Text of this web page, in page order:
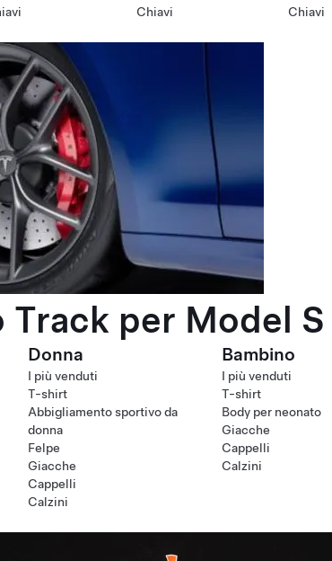
Chiavi
Chiavi
Track per Model S
Donna
I più venduti
T-shirt
Abbigliamento sportivo da
donna
Felpe
Giacche
Cappelli
Calzini
Bambino
I più venduti
T-shirt
Body per neonato
Giacche
Cappelli
Calzini